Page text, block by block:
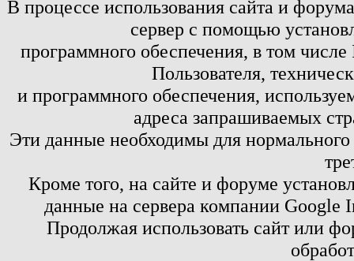
В процессе использования сайта и
сервер с помощью
программного обеспечения, в том
Пользователя,
и программного обеспечения,
адреса запрашиваемых
Эти данные необходимы для
Кроме того, на сайте и форуме
данные на сервера компании
Продолжая использовать сайт или